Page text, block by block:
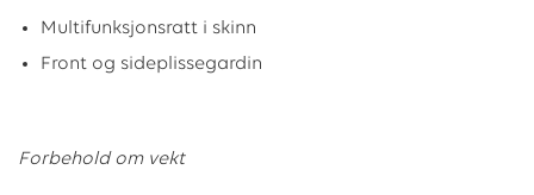
Multifunksjonsratt i skinn
Front og sideplissegardin
Forbehold om vekt